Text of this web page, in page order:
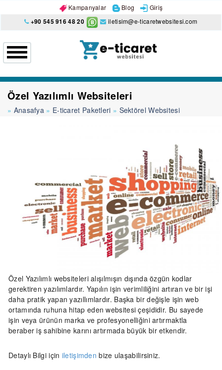
Kampanyalar Blog Giriş
+90 545 916 48 20 iletisim@e-ticaretwebsitesi.com
Özel Yazılımlı Websiteleri
Anasafya E-ticaret Paketleri Sektörel Websitesi
Özel Yazılımlı websiteleri alışılmışın dışında özgün kodlar
gerektiren yazılımlardır. Yapılın işin verimliliğini artıran ve bir işi
daha pratik yapan yazıllımlardır. Başka bir değişle işin web
ortamında ruhuna hitap eden websitesi çeşididir. Bu sayede
işin veya ürünün marka ve profesyonelliğini artırmaktla
beraber iş sahibine karını artırmada büyük bir etkendir.
Detaylı Bilgi için iletişimden bize ulaşabilirsiniz.